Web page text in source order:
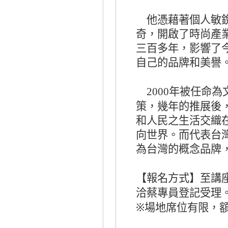
他憑藉著個人敏
奇，開啟了時尚產
三百多年，影響了
自己的品牌和美譽
2000年被任命為
策，幾年的推展後
和人民之生活交織
向世界。而代表台
為台灣的概念品牌
【報名方式】至講
洽蔡專員登記受理
※場地席位有限，